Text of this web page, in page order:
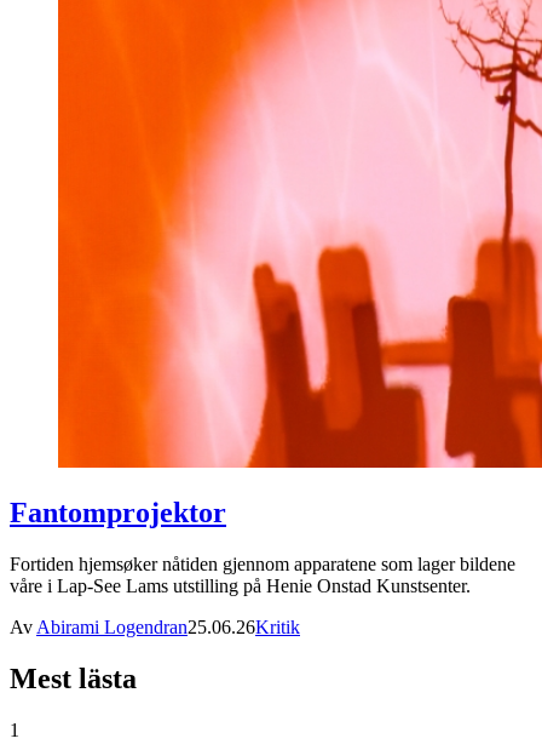
Fantomprojektor
Fortiden hjemsøker nåtiden gjennom apparatene som lager bildene
våre i Lap-See Lams utstilling på Henie Onstad Kunstsenter.
Av Abirami Logendran25.06.26Kritik
Mest lästa
1